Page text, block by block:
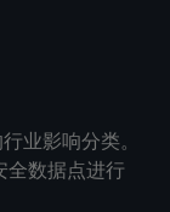
业影响分类。
全数据点进行